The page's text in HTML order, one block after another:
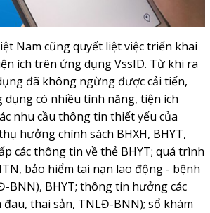
Nam cũng quyết liệt việc triển khai
ích trên ứng dụng VssID. Từ khi ra
đã không ngừng được cải tiến,
dụng có nhiều tính năng, tiện ích
nhu cầu thông tin thiết yếu của
hưởng chính sách BHXH, BHYT,
các thông tin về thẻ BHYT; quá trình
bảo hiểm tai nạn lao động - bệnh
BNN), BHYT; thông tin hưởng các
thai sản, TNLĐ-BNN); sổ khám